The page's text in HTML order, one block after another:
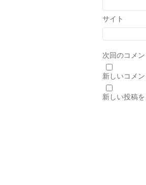
サイト
次回のコメ
新しいコメ
新しい投稿